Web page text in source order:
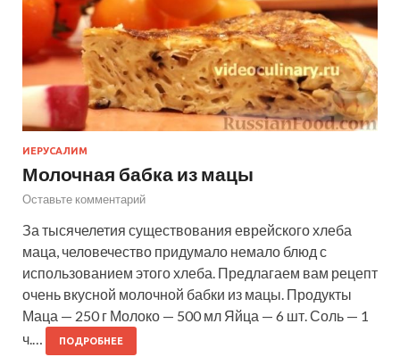
ИЕРУСАЛИМ
Молочная бабка из мацы
Оставьте комментарий
За тысячелетия существования еврейского хлеба
маца, человечество придумало немало блюд с
использованием этого хлеба. Предлагаем вам рецепт
очень вкусной молочной бабки из мацы. Продукты
Маца — 250 г Молоко — 500 мл Яйца — 6 шт. Соль — 1
ч.…
ПОДРОБНЕЕ